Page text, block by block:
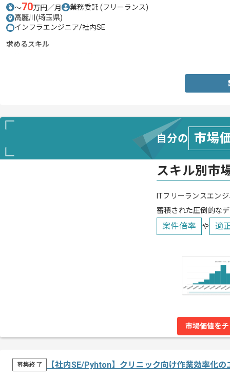
〜70万円／月 業務委託 (フリーランス)
高麗川(埼玉県)
インフラエンジニア/社内SE
求めるスキル
自分の 市場
スキル別市
ITフリーランスエン
蓄積された圧倒的な
案件倍率 や 適
市場価値を
募集終了 【社内SE/Pyhton】クリニック向け作業効率化